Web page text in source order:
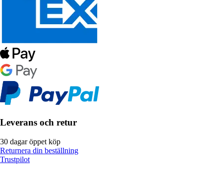
Leverans och retur
30 dagar öppet köp
Returnera din beställning
Trustpilot